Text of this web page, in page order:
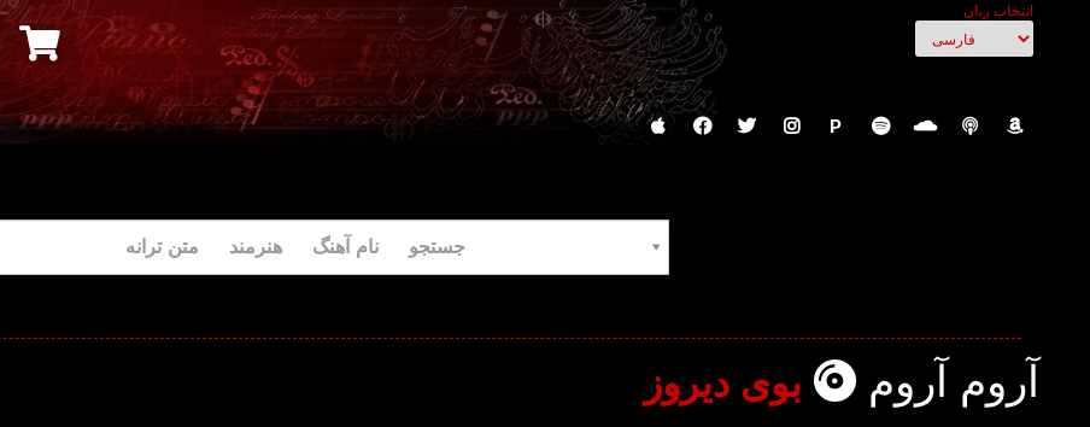
انتخاب زبان
P
جستجو نام آهنگ هنرمند متن ترانه
آروم آروم بوی دیروز